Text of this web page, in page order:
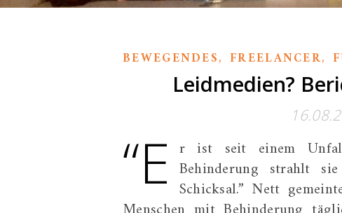
BEWEGENDES, FREELANCER,
Leidmedien?
“E r ist seit einem
Behinderung strahlt
Schicksal.” Nett